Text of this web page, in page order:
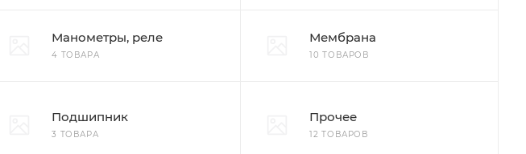
Манометры, реле
4 ТОВАРА
Мембрана
10 ТОВАРОВ
Подшипник
3 ТОВАРА
Прочее
12 ТОВАРОВ